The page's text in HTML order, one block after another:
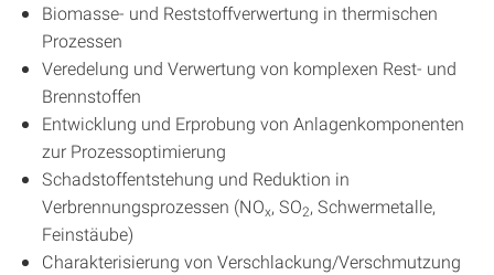
Biomasse- und Reststoffverwertung in thermischen
Prozessen
Veredelung und Verwertung von komplexen Rest- und
Brennstoffen
Entwicklung und Erprobung von Anlagenkomponenten
zur Prozessoptimierung
Schadstoffentstehung und Reduktion in
Verbrennungsprozessen (NOx, SO2, Schwermetalle,
Feinstäube)
Charakterisierung von Verschlackung/Verschmutzung